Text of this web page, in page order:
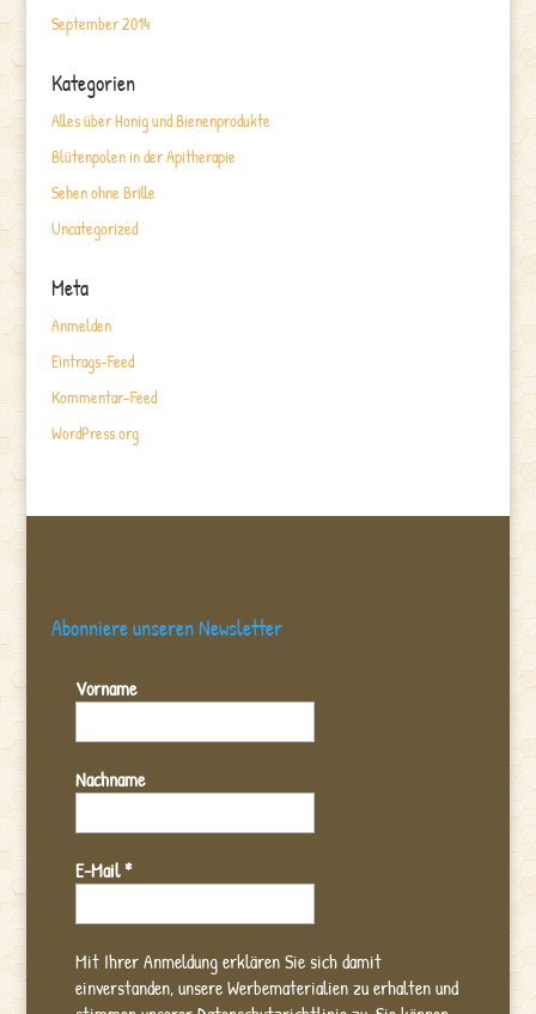
September 2014
Kategorien
Alles über Honig und Bienenprodukte
Blütenpolen in der Apitherapie
Sehen ohne Brille
Uncategorized
Meta
Anmelden
Eintrags-Feed
Kommentar-Feed
WordPress.org
Abonniere unseren Newsletter
Vorname
Nachname
E-Mail*
Mit Ihrer Anmeldung erklären Sie sich damit
einverstanden, unsere Werbematerialien zu erhalten und